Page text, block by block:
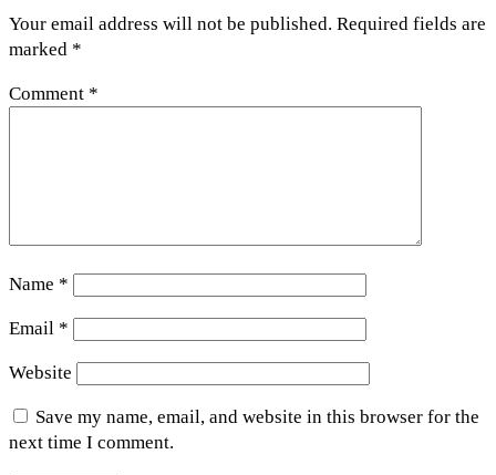
Your email address will not be published. Required fields are
marked *
Comment *
Name *
Email *
Website
Save my name, email, and website in this browser for the
next time I comment.